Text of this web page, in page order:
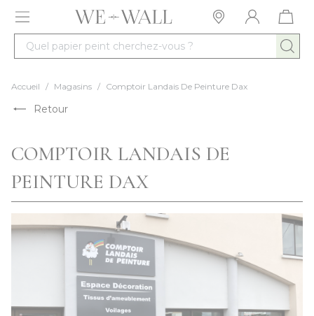
Allez au contenu
Quel papier peint cherchez-vous ?
Accueil / Magasins / Comptoir Landais De Peinture Dax
Retour
COMPTOIR LANDAIS DE
PEINTURE DAX